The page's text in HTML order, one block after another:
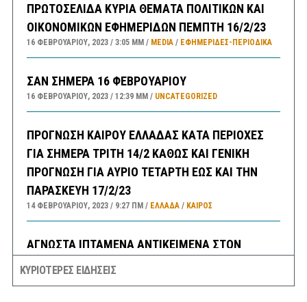
ΠΡΩΤΟΣΕΛΙΔΑ ΚΥΡΙΑ ΘΕΜΑΤΑ ΠΟΛΙΤΙΚΩΝ ΚΑΙ
ΟΙΚΟΝΟΜΙΚΩΝ ΕΦΗΜΕΡΙΔΩΝ ΠΕΜΠΤΗ 16/2/23
16 ΦΕΒΡΟΥΑΡΊΟΥ, 2023 3:05 ΜΜ MEDIA/ ΕΦΗΜΕΡΊΔΕΣ-ΠΕΡΙΟΔΙΚΆ
ΣΑΝ ΣΗΜΕΡΑ 16 ΦΕΒΡΟΥΑΡΙΟΥ
16 ΦΕΒΡΟΥΑΡΊΟΥ, 2023 12:39 ΜΜ UNCATEGORIZED
ΠΡΟΓΝΩΣΗ ΚΑΙΡΟΥ ΕΛΛΑΔΑΣ ΚΑΤΑ ΠΕΡΙΟΧΕΣ
ΓΙΑ ΣΗΜΕΡΑ ΤΡΙΤΗ 14/2 ΚΑΘΩΣ ΚΑΙ ΓΕΝΙΚΗ
ΠΡΟΓΝΩΣΗ ΓΙΑ ΑΥΡΙΟ ΤΕΤΑΡΤΗ ΕΩΣ ΚΑΙ ΤΗΝ
ΠΑΡΑΣΚΕΥΗ 17/2/23
14 ΦΕΒΡΟΥΑΡΊΟΥ, 2023 9:27 ΠΜ ΕΛΛΑΔA/ ΚΑΙΡΌΣ
ΑΓΝΩΣΤΑ ΙΠΤΑΜΕΝΑ ΑΝΤΙΚΕΙΜΕΝΑ ΣΤΟΝ
ΕΝΑΕΡΙΟ ΧΩΡΟ ΗΠΑ ΚΑΙ ΚΑΝΑΔΑ – ΥΠΟΨΙΕΣ ΓΙΑ
ΚΥΡΙΟΤΕΡΕΣ ΕΙΔΗΣΕΙΣ